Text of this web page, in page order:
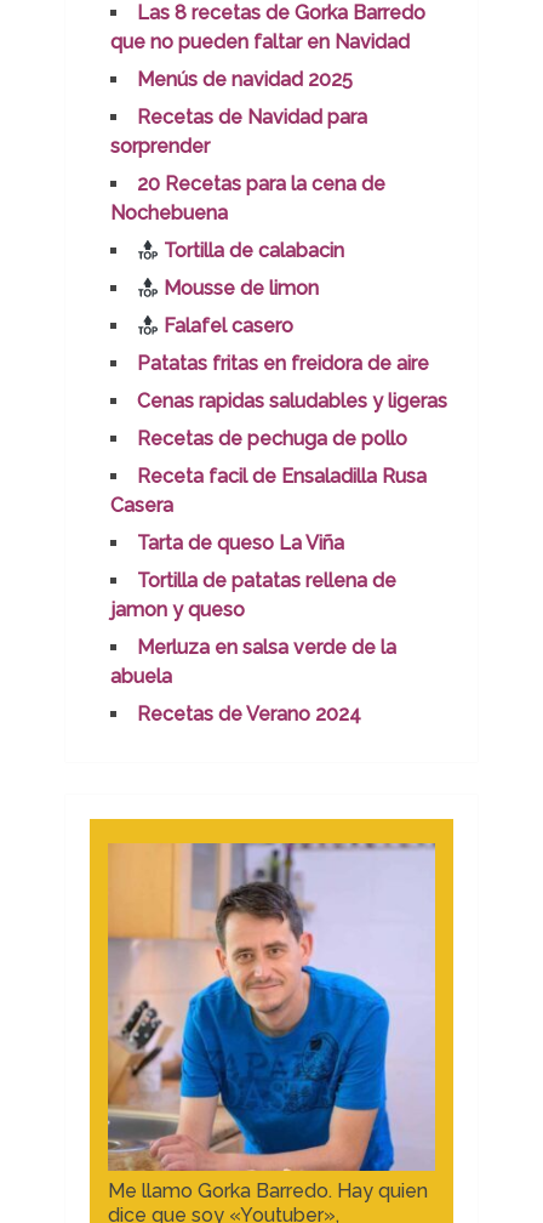
Las 8 recetas de Gorka Barredo
que no pueden faltar en Navidad
Menús de navidad 2025
Recetas de Navidad para
sorprender
20 Recetas para la cena de
Nochebuena
Tortilla de calabacin
Mousse de limon
Falafel casero
Patatas fritas en freidora de aire
Cenas rapidas saludables y ligeras
Recetas de pechuga de pollo
Receta facil de Ensaladilla Rusa
Casera
Tarta de queso La Viña
Tortilla de patatas rellena de
jamon y queso
Merluza en salsa verde de la
abuela
Recetas de Verano 2024
Me llamo Gorka Barredo. Hay quien
dice que soy «Youtuber»,